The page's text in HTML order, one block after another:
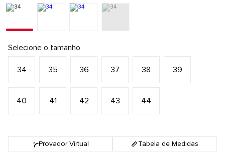
Selecione o tamanho
34 35 36 37 38 39
40 41 42 43 44
Provador Virtual Tabela de Medidas